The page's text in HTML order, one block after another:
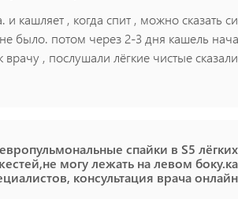
и кашляет , когда спит , можно сказать
было. потом через 2-3 дня кашель
, послушали лёгкие чистые
спайки в S5
могу лежать на левом
консультация врача онлайн